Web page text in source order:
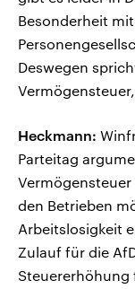
Besonderheit
Deswegen
Heckmann:
Parteitag
den Betrieben
Arbeitslosigkeit
Zulauf für die
Steuererhöhung